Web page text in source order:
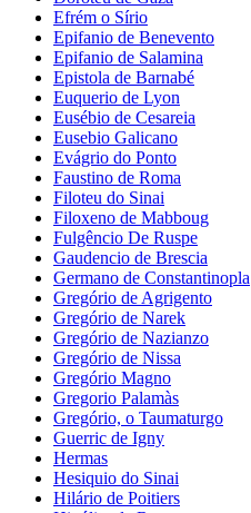
Efrém o Sírio
Epifanio de Benevento
Epifanio de Salamina
Epistola de Barnabé
Euquerio de Lyon
Eusébio de Cesareia
Eusebio Galicano
Evágrio do Ponto
Faustino de Roma
Filoteu do Sinai
Filoxeno de Mabboug
Fulgêncio De Ruspe
Gaudencio de Brescia
Germano de Constantinopla
Gregório de Agrigento
Gregório de Narek
Gregório de Nazianzo
Gregório de Nissa
Gregório Magno
Gregorio Palamàs
Gregório, o Taumaturgo
Guerric de Igny
Hermas
Hesiquio do Sinai
Hilário de Poitiers